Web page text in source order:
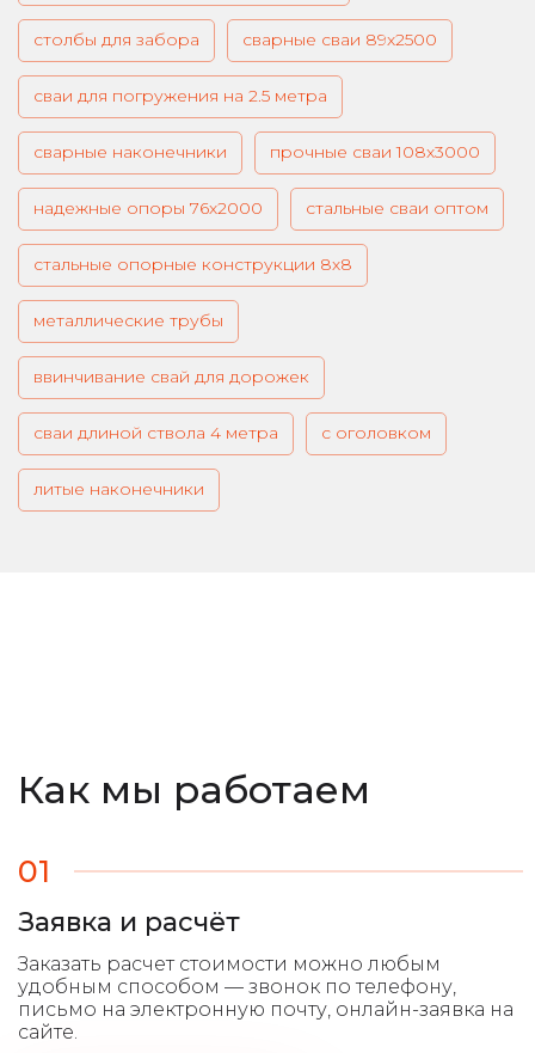
столбы для забора сварные сваи 89х2500
сваи для погружения на 2.5 метра
сварные наконечники прочные сваи 108х3000
надежные опоры 76х2000 стальные сваи оптом
стальные опорные конструкции 8х8
металлические трубы
ввинчивание свай для дорожек
сваи длиной ствола 4 метра с оголовком
литые наконечники
Как мы работаем
01
Заявка и расчёт